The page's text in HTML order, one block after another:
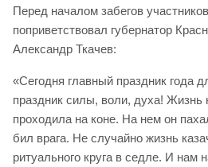
Перед началом забегов
поприветствовал губернатор
Александр Ткачев:
«Сегодня главный праздник года
праздник силы, воли, духа!
проходила на коне. На нем он
бил врага. Не случайно жизнь
ритуального круга в седле. И нам